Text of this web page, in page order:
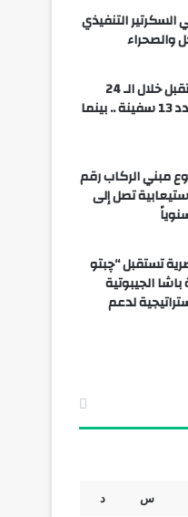
السكرتير التنفيذي
والصحراء
ميناء_دمياط استقبل خلال الـ 24
ساعة الماضية عدد 13 سفينة .. بينما
مبني الركاب رقم
تصل إلى
تستقبل “چبتو
الجيبوتية
لدعم
س د